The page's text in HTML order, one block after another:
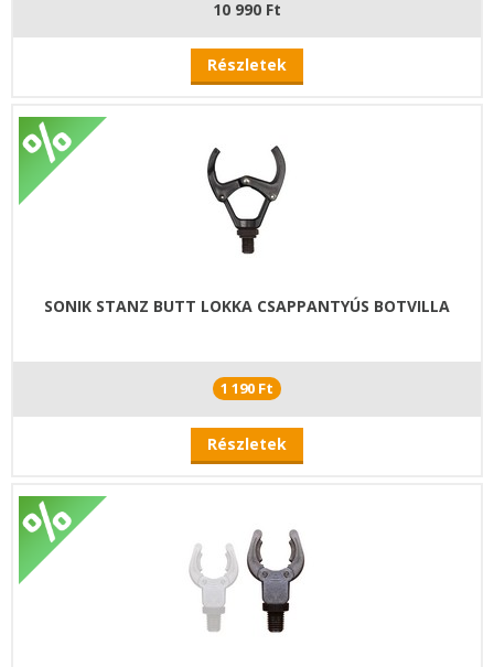
10 990 Ft
Részletek
SONIK STANZ BUTT LOKKA CSAPPANTYÚS BOTVILLA
1 190 Ft
Részletek